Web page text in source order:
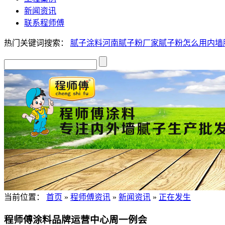
新闻资讯
联系程师傅
热门关键词搜索： 腻子涂料河南腻子粉厂家腻子粉怎么用 内墙
当前位置： 首页 » 程师傅资讯 » 新闻资讯 » 正在发生
程师傅涂料品牌运营中心周一例会